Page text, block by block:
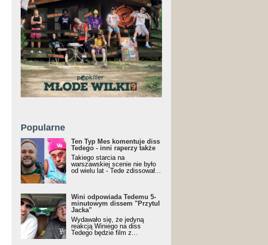
Popularne
Ten Typ Mes komentuje diss
Tedego - inni raperzy także
Takiego starcia na
warszawskiej scenie nie było
od wielu lat - Tede zdissował...
Wini odpowiada Tedemu 5-
minutowym dissem "Przytul
Jacka"
Wydawało się, że jedyną
reakcją Winiego na diss
Tedego będzie film z...